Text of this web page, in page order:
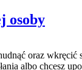
osoby
oraz
albo chcesz